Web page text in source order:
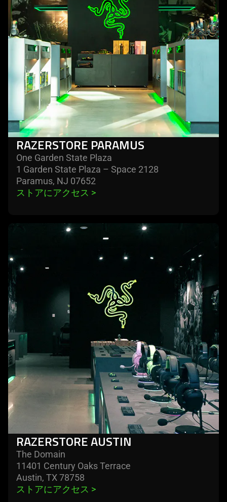
RAZERSTORE PARAMUS
One Garden State Plaza
1 Garden State Plaza – Space 2128
Paramus, NJ 07652
ストアにアクセス >
-
razerstore
austin
RAZERSTORE AUSTIN
The Domain
11401 Century Oaks Terrace​
Austin, TX 78758
ストアにアクセス >